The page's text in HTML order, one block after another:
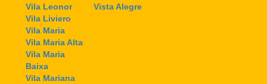
Vila Leonor
Vila Liviero
Vila Maria
Vila Maria Alta
Vila Maria
Baixa
Vila Mariana
Vista Alegre